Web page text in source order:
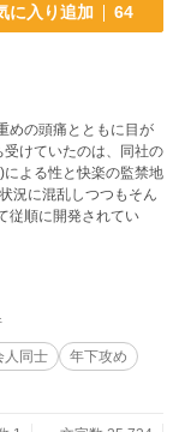
に入り追加 64
めの頭痛とともに目が
けていたのは、同社の
よる性と快楽の監禁地
況に混乱しつつもそん
従順に開発されてい
人同士
年下攻め